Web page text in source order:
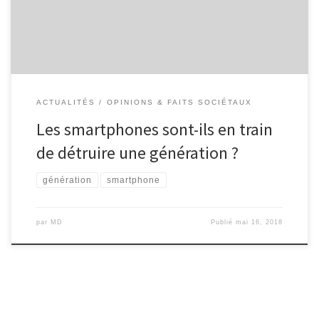
ACTUALITÉS OPINIONS & FAITS SOCIÉTAUX
Les smartphones sont-ils en train
de détruire une génération ?
génération smartphone
par MD Publiémai 16, 2018